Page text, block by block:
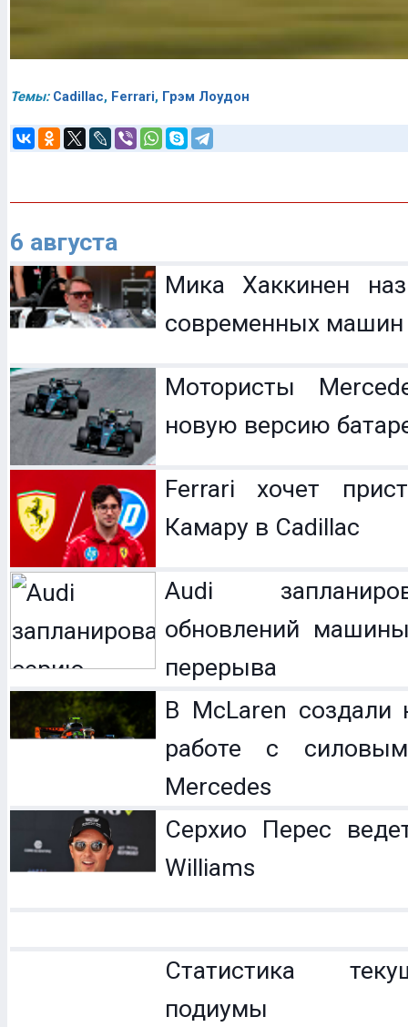
Темы: Cadillac, Ferrari, Грэм Лоудон
6 августа
Мика Хаккинен
современных
Мотористы
новую версию
Ferrari хочет
Камару в Cadillac
Audi
обновлений
перерыва
В McLaren создали
работе с
Mercedes
Серхио Перес
Williams
Статистика
подиумы